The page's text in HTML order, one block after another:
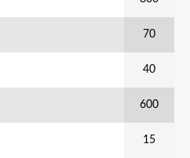
70
40
600
15